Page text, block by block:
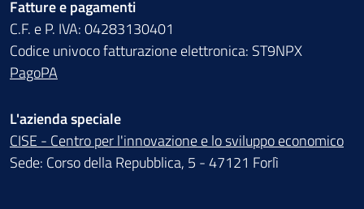
Fatture e pagamenti
C.F. e P. IVA: 04283130401
Codice univoco fatturazione elettronica: ST9NPX
PagoPA
L'azienda speciale
CISE - Centro per l'innovazione e lo sviluppo economico
Sede: Corso della Repubblica, 5 - 47121 Forlì